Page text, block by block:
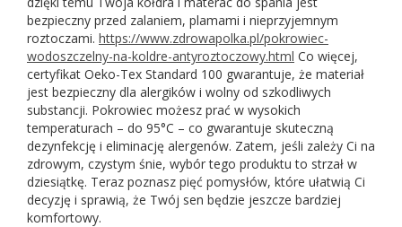
bezpieczny przed zalaniem, plamami i nieprzyjemnym
roztoczami. https://www.zdrowapolka.pl/pokrowiec-
wodoszczelny-na-koldre-antyroztoczowy.html Co więcej,
certyfikat Oeko-Tex Standard 100 gwarantuje, że materiał
jest bezpieczny dla alergików i wolny od szkodliwych
substancji. Pokrowiec możesz prać w wysokich
temperaturach – do 95°C – co gwarantuje skuteczną
dezynfekcję i eliminację alergenów. Zatem, jeśli zależy Ci na
zdrowym, czystym śnie, wybór tego produktu to strzał w
dziesiątkę. Teraz poznasz pięć pomysłów, które ułatwią Ci
decyzję i sprawią, że Twój sen będzie jeszcze bardziej
komfortowy.